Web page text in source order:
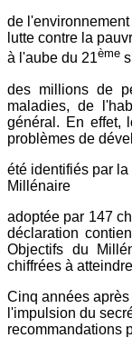
de
lutte contre la
à l'aube du 21ème
des millions de
maladies, de
général. En effet,
problèmes de
été identifiés par
Millénaire
adoptée par 147
déclaration
Objectifs du
chiffrées à
Cinq années
l'impulsion du
recommandations